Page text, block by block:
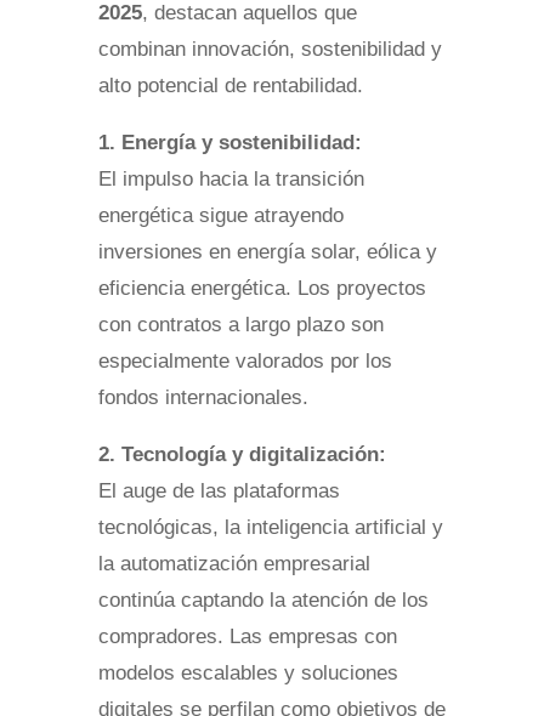
2025, destacan aquellos que
combinan innovación, sostenibilidad y
alto potencial de rentabilidad.
1. Energía y sostenibilidad:
El impulso hacia la transición
energética sigue atrayendo
inversiones en energía solar, eólica y
eficiencia energética. Los proyectos
con contratos a largo plazo son
especialmente valorados por los
fondos internacionales.
2. Tecnología y digitalización:
El auge de las plataformas
tecnológicas, la inteligencia artificial y
la automatización empresarial
continúa captando la atención de los
compradores. Las empresas con
modelos escalables y soluciones
digitales se perfilan como objetivos de